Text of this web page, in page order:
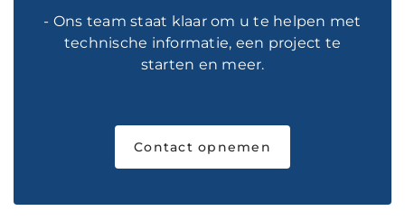
- Ons team staat klaar om u te helpen met
technische informatie, een project te
starten en meer.
Contact opnemen